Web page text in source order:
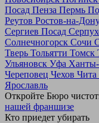
Посад Пенза Пермь
Реутов Ростов-на-
Сергиев Посад
Солнечногорск Сочи
Тверь Тольятти Томск
Ульяновск Уфа
Череповец Чехов Чита
Ярославль
Откройте Бюро
нашей франшизе
Кто приедет убирать